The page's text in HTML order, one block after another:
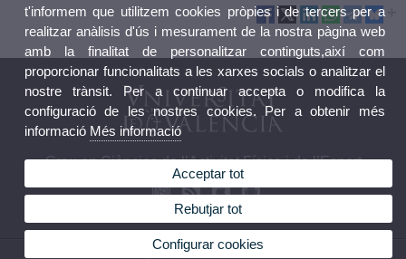
Grau en Ciències de l’Activitat Física i de l’Esport
© 2026 UV. - C/ Gascó Oliag nº 3, 46010 Valencia.Tel.: 96 386 43 62 / 96 386 43 43
t'informem que utilitzem cookies pròpies i de tercers per a
realitzar anàlisis d'ús i mesurament de la nostra pàgina web
amb la finalitat de personalitzar continguts,així com
proporcionar funcionalitats a les xarxes socials o analitzar el
nostre trànsit. Per a continuar accepta o modifica la
configuració de les nostres cookies. Per a obtenir més
informació Més informació
Acceptar tot
Rebutjar tot
Configurar cookies